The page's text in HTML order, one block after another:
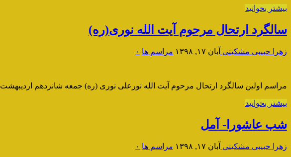
بیشتر بخوانید
سالگرد ارتحال مرحوم آیت الله نوری(ره)
زهرا حبیبی مشکینی آبان ۱۷, ۱۳۹۸ مراسم ها ۰
مراسم اولین سالگرد ارتحال مرحوم آیت الله نورعلی نوری (ره) جمعه شانزدهم اردیبهشت ۱۳۹۰ در حسینیه سید الشهداء (علیه السلام) قم:
بیشتر بخوانید
شب عاشورا- آمل
زهرا حبیبی مشکینی آبان ۱۷, ۱۳۹۸ مراسم ها ۰